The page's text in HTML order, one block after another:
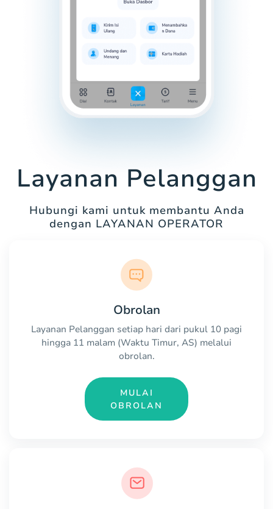
Layanan Pelanggan
Hubungi kami untuk membantu Anda
dengan LAYANAN OPERATOR
Obrolan
Layanan Pelanggan setiap hari dari pukul 10 pagi
hingga 11 malam (Waktu Timur, AS) melalui
obrolan.
MULAI
OBROLAN